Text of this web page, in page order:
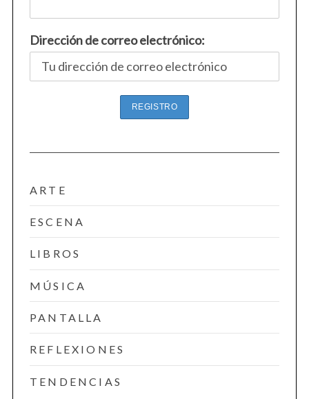
Dirección de correo electrónico:
ARTE
ESCENA
LIBROS
MÚSICA
PANTALLA
REFLEXIONES
TENDENCIAS
S
e
a
r
c
h
o